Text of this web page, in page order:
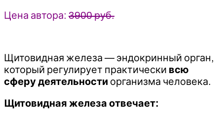
Цена автора: 3900 руб.
Щитовидная железа — эндокринный орган,
который регулирует практически всю
сферу деятельности организма человека.
Щитовидная железа отвечает: